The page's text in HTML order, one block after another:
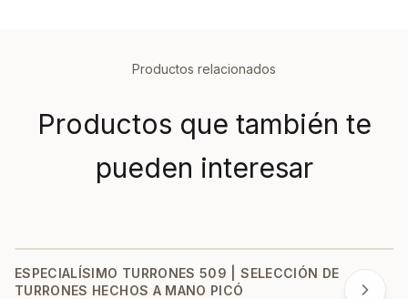
Productos relacionados
Productos que también te
pueden interesar
ESPECIALÍSIMO TURRONES 509 | SELECCIÓN DE
TURRONES HECHOS A MANO PICÓ